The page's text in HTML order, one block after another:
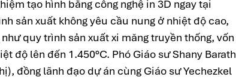
tạo hình bằng công nghệ in 3D ngay tại
sản xuất không yêu cầu nung ở nhiệt độ cao,
quy trình sản xuất xi măng truyền thống, vốn
độ lên đến 1.450°C. Phó Giáo sư Shany Barath
đồng lãnh đạo dự án cùng Giáo sư Yechezkel